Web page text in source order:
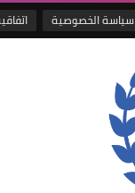
سياسة الخصوصية